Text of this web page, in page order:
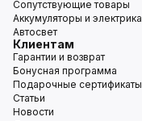
Сопутствующие товары
Аккумуляторы и электрика
Автосвет
Клиентам
Гарантии и возврат
Бонусная программа
Подарочные сертификаты
Статьи
Новости